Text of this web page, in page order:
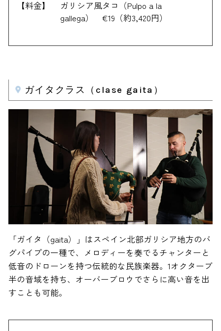
【料金】
ガリシア風タコ（Pulpo a la
gallega） €19（約3,420円）
ガイタクラス（clase gaita）
「ガイタ（gaita）」はスペイン北部ガリシア地方のバ
グパイプの一種で、メロディーを奏でるチャンターと
低音のドローンを持つ伝統的な民族楽器。1オクターブ
半の音域を持ち、オーバーブロウでさらに高い音を出
すことも可能。